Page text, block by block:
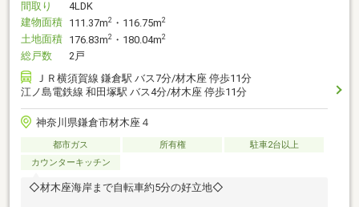
間取り
4LDK
建物面積 111.37m2 ・116.75m2
土地面積 176.83m2 ・180.04m2
総戸数
2戸
ＪＲ横須賀線 鎌倉駅 バス7分/材木座 停歩11分
江ノ島電鉄線 和田塚駅 バス4分/材木座 停歩11分
神奈川県鎌倉市材木座４
都市ガス 所有権
駐車2台以上
カウンターキッチン
◇材木座海岸まで自転車約5分の好立地◇